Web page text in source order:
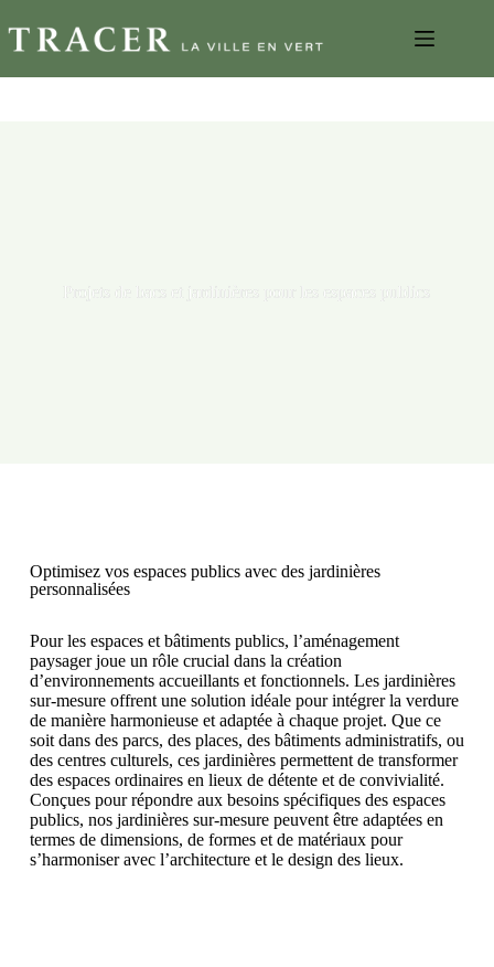
Projets de bacs et jardinières pour les espaces publics
Optimisez vos espaces publics avec des jardinières
personnalisées
Pour les espaces et bâtiments publics, l’aménagement
paysager joue un rôle crucial dans la création
d’environnements accueillants et fonctionnels. Les jardinières
sur-mesure offrent une solution idéale pour intégrer la verdure
de manière harmonieuse et adaptée à chaque projet. Que ce
soit dans des parcs, des places, des bâtiments administratifs, ou
des centres culturels, ces jardinières permettent de transformer
des espaces ordinaires en lieux de détente et de convivialité.
Conçues pour répondre aux besoins spécifiques des espaces
publics, nos jardinières sur-mesure peuvent être adaptées en
termes de dimensions, de formes et de matériaux pour
s’harmoniser avec l’architecture et le design des lieux.